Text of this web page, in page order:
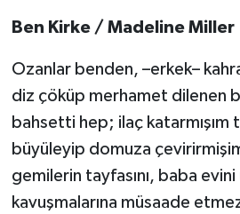
Ben Kirke / Madeline Miller
Ozanlar benden, –erkek–
diz çöküp merhamet dilenen
bahsetti hep; ilaç katarmışım
büyüleyip domuza
gemilerin tayfasını, baba evini
kavuşmalarına müsaade